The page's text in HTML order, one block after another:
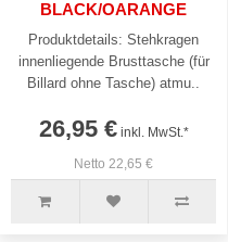
BLACK/OARANGE
Produktdetails: Stehkragen
innenliegende Brusttasche (für
Billard ohne Tasche) atmu..
26,95 €inkl. MwSt.*
Netto 22,65 €